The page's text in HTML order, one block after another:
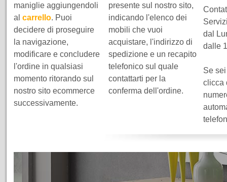
maniglie aggiungendoli
al carrello. Puoi
decidere di proseguire
la navigazione,
modificare e concludere
l'ordine in qualsiasi
momento ritorando sul
nostro sito ecommerce
successivamente.
presente sul nostro sito,
indicando l'elenco dei
mobili che vuoi
acquistare, l'indirizzo di
spedizione e un recapito
telefonico sul quale
contattarti per la
conferma dell'ordine.
dal
dalle
Se
clicca